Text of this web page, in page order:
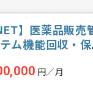
】医薬品販売
ム機能回収・保
円／月